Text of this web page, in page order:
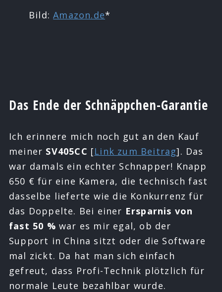
Bild:Amazon.de*
Das Ende der Schnäppchen-Garantie
Ich erinnere mich noch gut an den Kauf
meiner SV405CC [Link zum Beitrag]. Das
war damals ein echter Schnapper! Knapp
650 € für eine Kamera, die technisch fast
dasselbe lieferte wie die Konkurrenz für
das Doppelte. Bei einer Ersparnis von
fast 50 % war es mir egal, ob der
Support in China sitzt oder die Software
mal zickt. Da hat man sich einfach
gefreut, dass Profi-Technik plötzlich für
normale Leute bezahlbar wurde.